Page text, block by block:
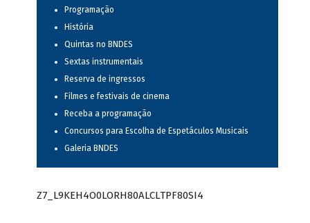
Programação
História
Quintas no BNDES
Sextas instrumentais
Reserva de ingressos
Filmes e festivais de cinema
Receba a programação
Concursos para Escolha de Espetáculos Musicais
Galeria BNDES
Z7_L9KEH4O0LORH80ALCLTPF80SI4